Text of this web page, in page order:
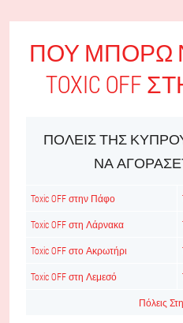
ΠΟΎ ΜΠΟΡΏ
TOXIC OFF
ΠΌΛΕΙΣ ΤΗΣ
ΝΑ
Toxic OFF στην Πάφο
Toxic OFF στη Λάρνακα
Toxic OFF στο Ακρωτήρι
Toxic OFF στη Λεμεσό
Πόλεις